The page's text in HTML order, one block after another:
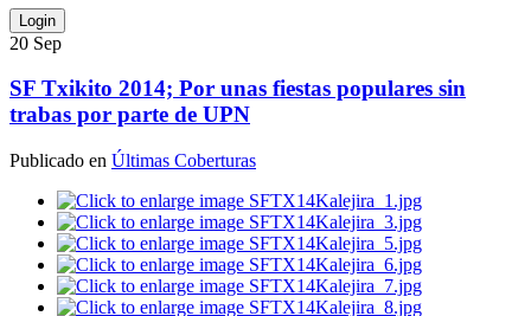
20 Sep
SF Txikito 2014; Por unas fiestas populares sin
trabas por parte de UPN
Publicado en Últimas Coberturas